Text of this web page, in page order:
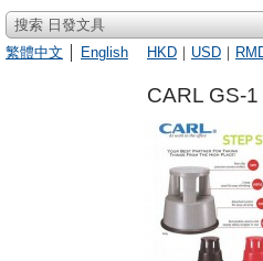
搜索 日發文具
繁體中文
English HKD ｜ USD ｜
CARL GS-